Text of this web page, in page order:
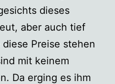
dieses
aber auch tief
Preise stehen
mit keinem
Da erging es ihm